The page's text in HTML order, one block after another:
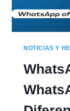
NOTICIAS Y